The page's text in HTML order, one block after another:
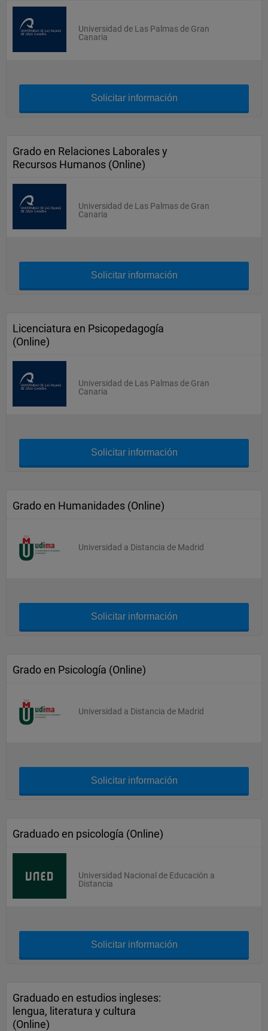
Universidad de Las Palmas de Gran
Canaria
Solicitar información
Grado en Relaciones Laborales y
Recursos Humanos (Online)
Universidad de Las Palmas de Gran
Canaria
Solicitar información
Licenciatura en Psicopedagogía
(Online)
Universidad de Las Palmas de Gran
Canaria
Solicitar información
Grado en Humanidades (Online)
Universidad a Distancia de Madrid
Solicitar información
Grado en Psicología (Online)
Universidad a Distancia de Madrid
Solicitar información
Graduado en psicología (Online)
Universidad Nacional de Educación a
Distancia
Solicitar información
Graduado en estudios ingleses:
lengua, literatura y cultura
(Online)